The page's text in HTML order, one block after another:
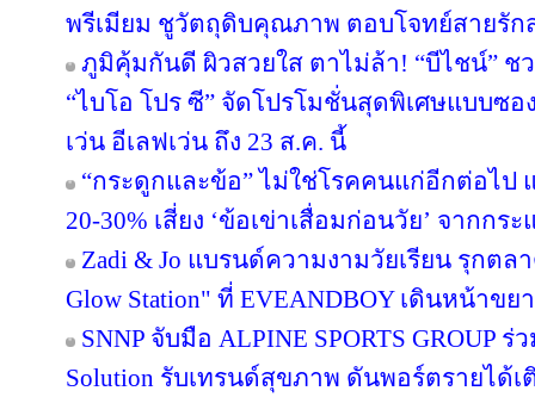
พรีเมียม ชูวัตถุดิบคุณภาพ ตอบโจทย์สายรัก
ภูมิคุ้มกันดี ผิวสวยใส ตาไม่ล้า! “บีไชน์” ช
“ไบโอ โปร ซี” จัดโปรโมชั่นสุดพิเศษแบบซอ
เว่น อีเลฟเว่น ถึง 23 ส.ค. นี้
“กระดูกและข้อ” ไม่ใช่โรคคนแก่อีกต่อไป
20-30% เสี่ยง ‘ข้อเข่าเสื่อมก่อนวัย’ จากกร
Zadi & Jo แบรนด์ความงามวัยเรียน รุกตลา
Glow Station" ที่ EVEANDBOY เดินหน้าข
SNNP จับมือ ALPINE SPORTS GROUP
Solution รับเทรนด์สุขภาพ ดันพอร์ตรายได้เ